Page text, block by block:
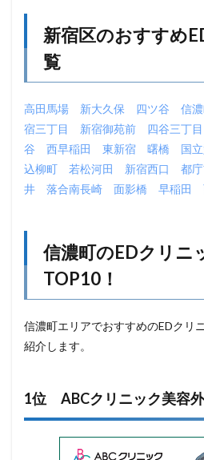
新宿区のおすすめ
覧
高田馬場 新大久保 四ツ谷 信
宿三丁目
新宿御苑前 四谷三丁目
谷
西早稲田 東新宿 曙橋 国
込柳町
若松河田 新宿西口 都
井
落合南長崎 面影橋 早稲田
信濃町のEDクリニ
TOP10！
信濃町エリアでおすすめのEDクリ
紹介します。
1位 ABCクリニック美容